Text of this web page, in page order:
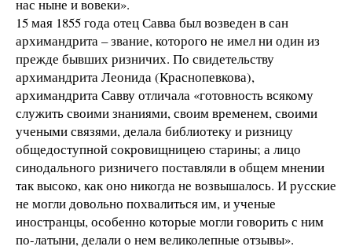
нас ныне и вовеки».
15 мая 1855 года отец Савва был возведен в сан
архимандрита – звание, которого не имел ни один из
прежде бывших ризничих. По свидетельству
архимандрита Леонида (Краснопевкова),
архимандрита Савву отличала «готовность всякому
служить своими знаниями, своим временем, своими
учеными связями, делала библиотеку и ризницу
общедоступной сокровищницею старины; а лицо
синодального ризничего поставляли в общем мнении
так высоко, как оно никогда не возвышалось. И русские
не могли довольно похвалиться им, и ученые
иностранцы, особенно которые могли говорить с ним
по-латыни, делали о нем великолепные отзывы».